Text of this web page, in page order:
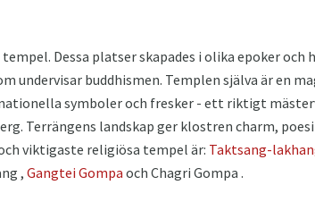
Dessa platser skapades i olika epoker och
undervisar buddhismen. Templen själva är en
symboler och fresker - ett riktigt
Terrängens landskap ger klostren charm,
viktigaste religiösa tempel är: Taktsang-
, Gangtei Gompa och Chagri Gompa .